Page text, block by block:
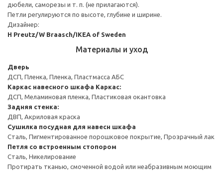
дюбели, саморезы и т. п. (не прилагаются).
Петли регулируются по высоте, глубине и ширине.
Дизайнер:
H Preutz/W Braasch/IKEA of Sweden
Материалы и уход
Дверь
ДСП, Пленка, Пленка, Пластмасса АБС
Каркас навесного шкафа Каркас:
ДСП, Меламиновая пленка, Пластиковая окантовка
Задняя стенка:
ДВП, Акриловая краска
Сушилка посудная для навесн шкафа
Сталь, Пигментированное порошковое покрытие, Прозрачный лак
Петля со встроенным стопором
Сталь, Никелирование
Протирать тканью, смоченной водой или неабразивным моющим